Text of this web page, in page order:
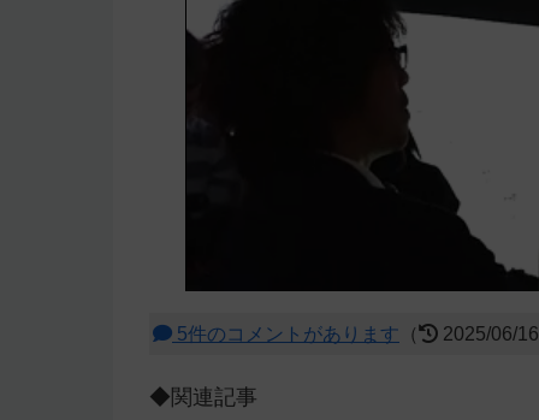
5件のコメントがあります （ 2025/06/
◆関連記事